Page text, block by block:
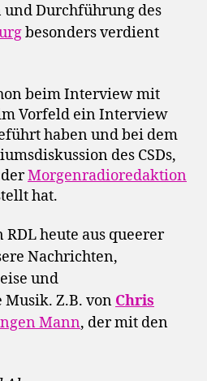
Durchführung des
besonders verdient
beim Interview mit
Vorfeld ein Interview
haben und bei dem
des CSDs,
Morgenradioredaktion
hat.
heute aus queerer
Nachrichten,
und
Z.B. von Chris
Mann, der mit den